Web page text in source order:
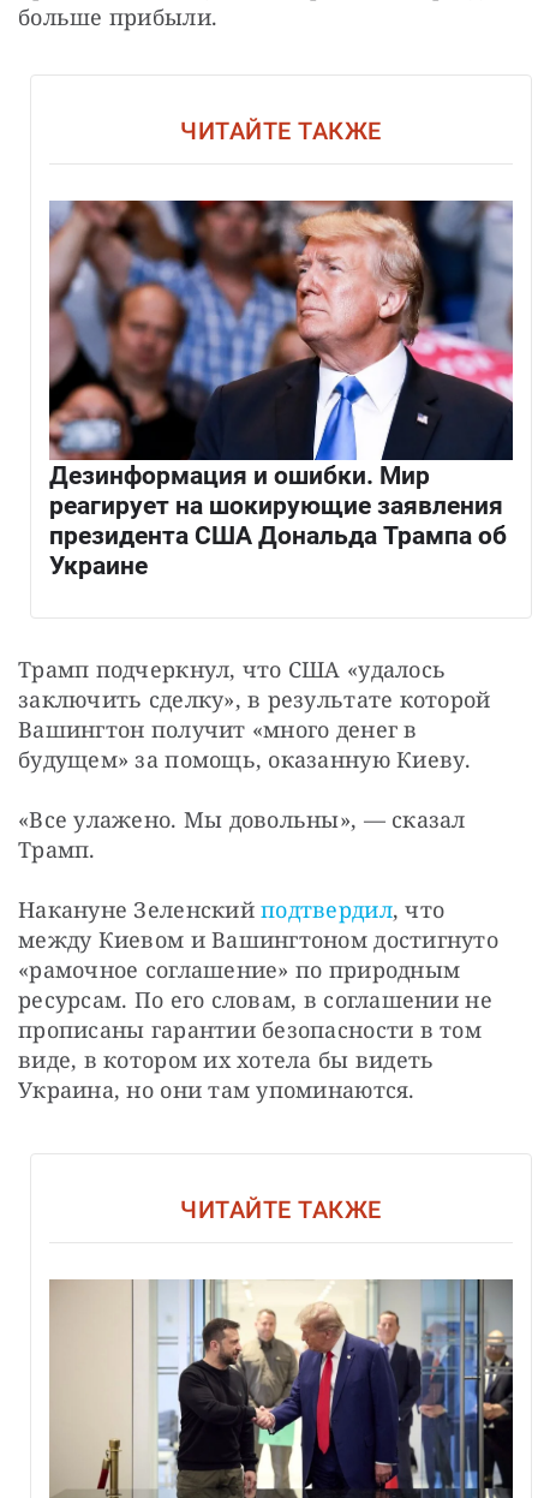
больше прибыли.
ЧИТАЙТЕ ТАКЖЕ
Дезинформация и ошибки. Мир
реагирует на шокирующие заявления
президента США Дональда Трампа об
Украине
Трамп подчеркнул, что США «удалось
заключить сделку», в результате которой
Вашингтон получит «много денег в
будущем» за помощь, оказанную Киеву.
«Все улажено. Мы довольны», — сказал
Трамп.
Накануне Зеленский подтвердил, что
между Киевом и Вашингтоном достигнуто
«рамочное соглашение» по природным
ресурсам. По его словам, в соглашении не
прописаны гарантии безопасности в том
виде, в котором их хотела бы видеть
Украина, но они там упоминаются.
ЧИТАЙТЕ ТАКЖЕ